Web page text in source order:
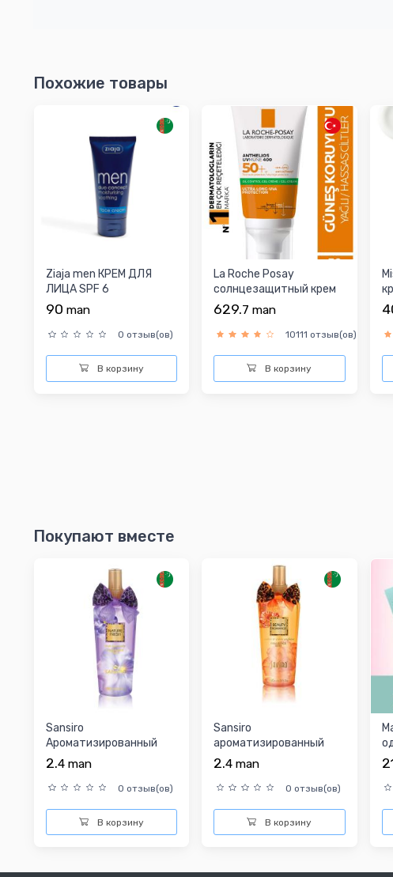
Похожие товары
Ziaja men КРЕМ ДЛЯ
ЛИЦА SPF 6
90 man
0 отзыв(ов)
В корзину
La Roche Posay
солнцезащитный крем
для лица
629.7 man
10111 отзыв(ов)
В корзину
Покупают вместе
Sansiro
Ароматизированный
мист для тела 150 ML
2.4 man
0 отзыв(ов)
В корзину
Sansiro
ароматизированный
мист 150ML
2.4 man
0 отзыв(ов)
В корзину